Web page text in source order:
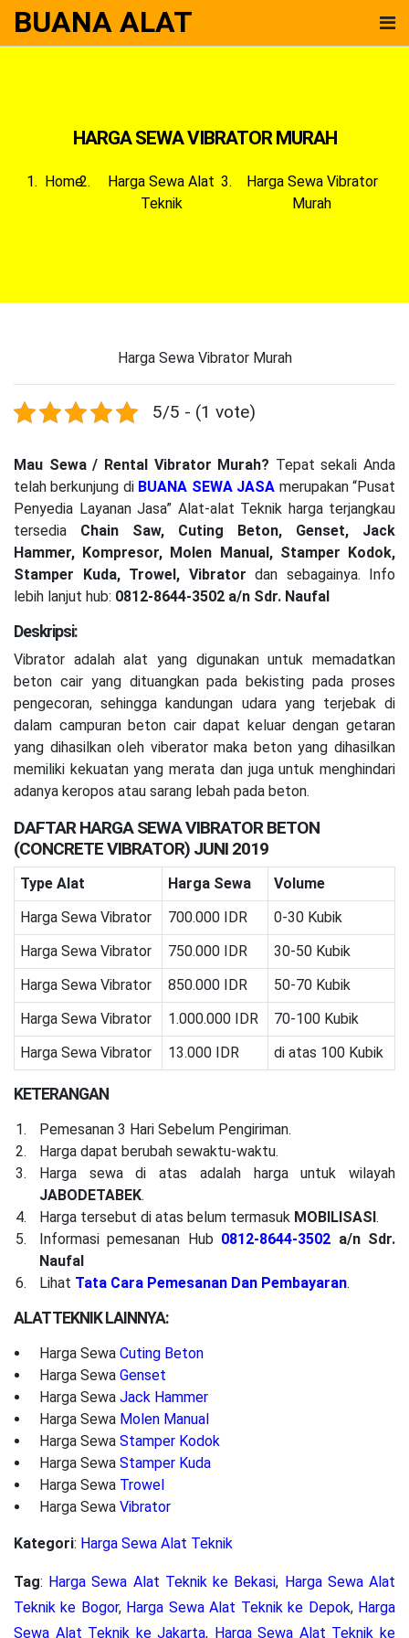
BUANA ALAT
HARGA SEWA VIBRATOR MURAH
Home
Harga Sewa Alat
Teknik
Harga Sewa Vibrator
Murah
Harga Sewa Vibrator Murah
5/5 - (1 vote)
Mau Sewa / Rental Vibrator Murah? Tepat sekali Anda
telah berkunjung di BUANA SEWA JASA merupakan “Pusat
Penyedia Layanan Jasa” Alat-alat Teknik harga terjangkau
tersedia Chain Saw, Cuting Beton, Genset, Jack
Hammer, Kompresor, Molen Manual, Stamper Kodok,
Stamper Kuda, Trowel, Vibrator dan sebagainya. Info
lebih lanjut hub: 0812-8644-3502 a/n Sdr. Naufal
Deskripsi:
Vibrator adalah alat yang digunakan untuk memadatkan
beton cair yang dituangkan pada bekisting pada proses
pengecoran, sehingga kandungan udara yang terjebak di
dalam campuran beton cair dapat keluar dengan getaran
yang dihasilkan oleh viberator maka beton yang dihasilkan
memiliki kekuatan yang merata dan juga untuk menghindari
adanya keropos atau sarang lebah pada beton.
DAFTAR HARGA SEWA VIBRATOR BETON
(CONCRETE VIBRATOR) JUNI 2019
Type Alat Harga Sewa
Volume
Harga Sewa Vibrator
700.000 IDR
0-30 Kubik
Harga Sewa Vibrator
750.000 IDR
30-50 Kubik
Harga Sewa Vibrator
850.000 IDR
50-70 Kubik
Harga Sewa Vibrator
1.000.000 IDR
70-100 Kubik
Harga Sewa Vibrator
13.000 IDR di atas 100 Kubik
KETERANGAN
Pemesanan 3 Hari Sebelum Pengiriman.
Harga dapat berubah sewaktu-waktu.
Harga sewa di atas adalah harga untuk wilayah
JABODETABEK.
Harga tersebut di atas belum termasuk MOBILISASI.
Informasi pemesanan Hub 0812-8644-3502 a/n Sdr.
Naufal
Lihat Tata Cara Pemesanan Dan Pembayaran.
ALAT TEKNIK LAINNYA:
Harga Sewa Cuting Beton
Harga Sewa Genset
Harga Sewa Jack Hammer
Harga Sewa Molen Manual
Harga Sewa Stamper Kodok
Harga Sewa Stamper Kuda
Harga Sewa Trowel
Harga Sewa Vibrator
Kategori: Harga Sewa Alat Teknik
Tag: Harga Sewa Alat Teknik ke Bekasi, Harga Sewa Alat
Teknik ke Bogor, Harga Sewa Alat Teknik ke Depok, Harga
Sewa Alat Teknik ke Jakarta, Harga Sewa Alat Teknik ke